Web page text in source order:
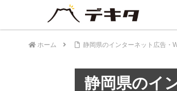
ホーム 静岡県のインターネット広告・
静岡県のイ